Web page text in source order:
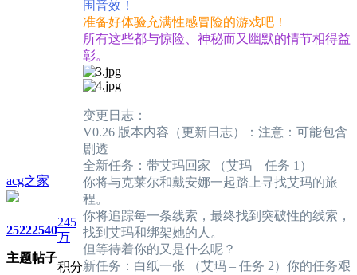
acg之家
2522
主题
2540
帖子
245
万
积分
围音效！
准备好体验充满性感冒险的游戏吧！
所有这些都与惊险、神秘而又幽默的情节相得益
彰。
变更日志：
V0.26 版本内容（更新日志）：注意：可能包含
剧透
全新任务：带艾玛回家 （艾玛 – 任务 1）
你将与克莱尔和戴安娜一起踏上寻找艾玛的旅
程。
你将追踪每一条线索，最终找到突破性的线索，
找到艾玛和绑架她的人。
但等待着你的又是什么呢？
新任务：白纸一张 （艾玛 – 任务 2）你的任务艰